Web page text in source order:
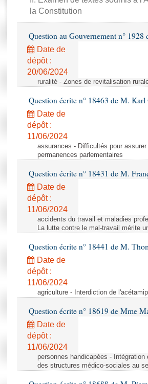
Rapports d'enquête
Rapports législatifs
Baromètre de l’application des lois
Dossiers législatifs
Budget et sécurité sociale
la Constitution
Question au Gouvernement n°
Date de
dépôt :
20/06/2024
ruralité - Zones de revitalisation
Question écrite n° 18463 de M. Karl
Date de
dépôt :
11/06/2024
assurances - Difficultés pour
permanences parlementaires
Question écrite n° 18431 de M.
Date de
dépôt :
11/06/2024
accidents du travail et maladies
La lutte contre le mal-travail mérite
Question écrite n° 18441 de M.
Date de
dépôt :
11/06/2024
agriculture - Interdiction de
Question écrite n° 18619 de Mme
Date de
dépôt :
11/06/2024
personnes handicapées -
des structures médico-sociales au